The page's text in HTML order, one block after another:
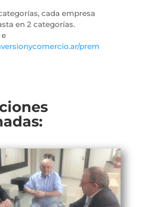
cada empresa
en 2 categorías.
prem